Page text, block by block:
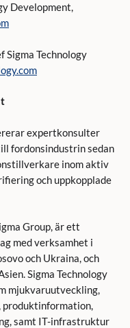
Development,
Sigma Technology
expertkonsulter
fordonsindustrin sedan
inom aktiv
och uppkopplade
Group, är ett
med verksamhet i
och Ukraina, och
Sigma Technology
mjukvaruutveckling,
produktinformation,
samt IT-infrastruktur